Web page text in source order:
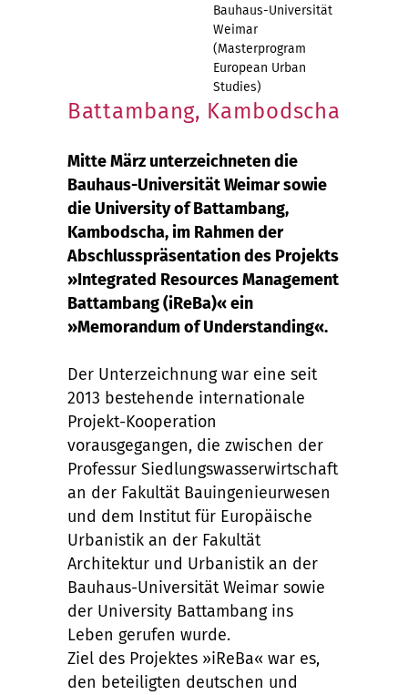
Bauhaus-Universität
Weimar
(Masterprogram
European Urban
Studies)
Battambang, Kambodscha
Mitte März unterzeichneten die
Bauhaus-Universität Weimar sowie
die University of Battambang,
Kambodscha, im Rahmen der
Abschlusspräsentation des Projekts
»Integrated Resources Management
Battambang (iReBa)« ein
»Memorandum of Understanding«.
Der Unterzeichnung war eine seit
2013 bestehende internationale
Projekt-Kooperation
vorausgegangen, die zwischen der
Professur Siedlungswasserwirtschaft
an der Fakultät Bauingenieurwesen
und dem Institut für Europäische
Urbanistik an der Fakultät
Architektur und Urbanistik an der
Bauhaus-Universität Weimar sowie
der University Battambang ins
Leben gerufen wurde.
Ziel des Projektes »iReBa« war es,
den beteiligten deutschen und